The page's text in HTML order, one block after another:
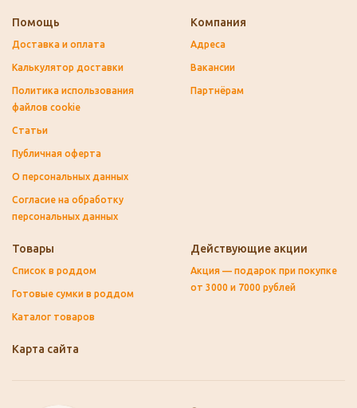
Помощь
Доставка и оплата
Калькулятор доставки
Политика использования
файлов cookie
Статьи
Публичная оферта
О персональных данных
Согласие на обработку
персональных данных
Компания
Адреса
Вакансии
Партнёрам
Товары
Список в роддом
Готовые сумки в роддом
Каталог товаров
Действующие акции
Акция — подарок при покупке
от 3000 и 7000 рублей
Карта сайта